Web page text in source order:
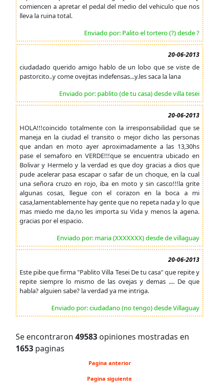
comiencen a apretar el pedal del medio del vehiculo que nos
lleva la ruina total.
Enviado por: Palito el tortero (?) desde ?
20-06-2013
ciudadado querido amigo hablo de un lobo que se viste de
pastorcito..y come ovejitas indefensas...y.les saca la lana
Enviado por: pablito (de tu casa) desde villa tesei
20-06-2013
HOLA!!!coincido totalmente con la irresponsabilidad que se
maneja en la ciudad el transito o mejor dicho las personas
que andan en moto ayer aproximadamente a las 13,30hs
pase el semaforo en VERDE!!!que se encuentra ubicado en
Bolivar y Hermelo y la verdad es que doy gracias a dios que
pude acelerar pasa escapar o safar de un choque, en la cual
una señora cruzo en rojo, iba en moto y sin casco!!!la grite
algunas cosas, llegue con el corazon en la boca a mi
casa,lamentablemente hay gente que no repeta nada y lo que
mas miedo me da,no les importa su Vida y menos la agena.
gracias por el espacio.
Enviado por: maria (XXXXXXX) desde de villaguay
20-06-2013
Este pibe que firma "Pablito Villa Tesei De tu casa" que repite y
repite siempre lo mismo de las ovejas y demas .... De que
habla? alguien sabe? la verdad ya me intriga.
Enviado por: ciudadano (no tengo) desde Villaguay
Se encontraron 49583 opiniones mostradas en
1653 paginas
Pagina anterior
Pagina siguiente